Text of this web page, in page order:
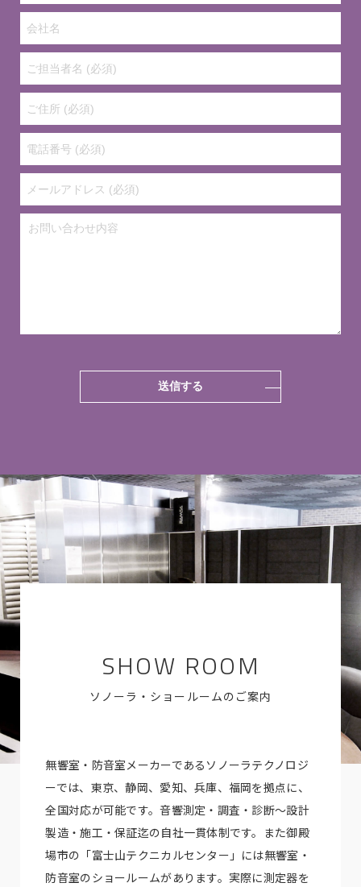
SHOW ROOM
ソノーラ・ショールームのご案内
無響室・防音室メーカーであるソノーラテクノロジ
ーでは、東京、静岡、愛知、兵庫、福岡を拠点に、
全国対応が可能です。音響測定・調査・診断～設計
製造・施工・保証迄の自社一貫体制です。また御殿
場市の「富士山テクニカルセンター」には無響室・
防音室のショールームがあります。実際に測定器を